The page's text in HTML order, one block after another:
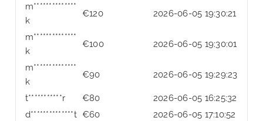
m**************
k
€120 2026-06-05 19:30:21
m**************
k
€100 2026-06-05 19:30:01
m**************
k
€90 2026-06-05 19:29:23
t***********r €80
2026-06-05 16:25:32
d**************t €60
2026-06-05 17:10:52